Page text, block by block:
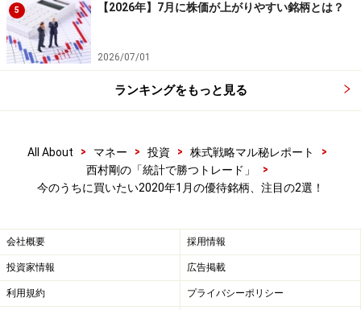
1000株以上…… 500枚
同社の株主優待内容は、東急百貨店の各店舗で使える
10％割引券です。その魅力的な優待内容から同社優待の
同社株を今のうちに購入した場合、どのようなパフォー
11月末に購入し、1月末の権利確定日前に売却した場合
の検証を行います。この検証のとおりに売買をすると、
株主優待は取れませんが売買益のパフォーマンスの大き
さを確認することができます。
5 【2026年】7月に株価が上がりやすい銘柄とは？
2026/07/01
ランキングをもっと見る
All About > マネー > 投資 > 株式戦略マル秘レポート
>
西村剛の「統計で勝つトレード」
>
今のうちに買いたい2020年1月の優待銘柄、注目の2選！
会社概要 採用情報
投資家情報 広告掲載
利用規約 プライバシーポリシー